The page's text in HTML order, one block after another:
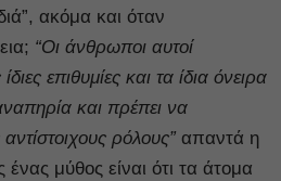
ακόμα και όταν
“Οι άνθρωποι αυτοί
επιθυμίες και τα ίδια όνειρα
και πρέπει να
ρόλους” απαντά η
μύθος είναι ότι τα άτομα